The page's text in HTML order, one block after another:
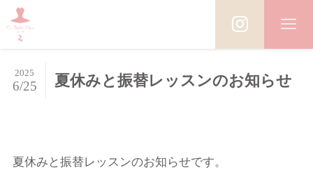
夏休みと振替レッスンのお知らせ
2025
6/25
夏休みと振替レッスンのお知らせです。